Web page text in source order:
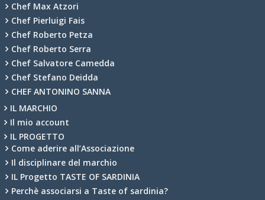
Chef Max Atzori
Chef Pierluigi Fais
Chef Roberto Petza
Chef Roberto Serra
Chef Salvatore Camedda
Chef Stefano Deidda
CHEF ANTONINO SANNA
IL MARCHIO
Il mio account
IL PROGETTO
Come aderire all’Associazione
Il disciplinare del marchio
IL Progetto TASTE OF SARDINIA
Perchè associarsi a Taste of sardinia?